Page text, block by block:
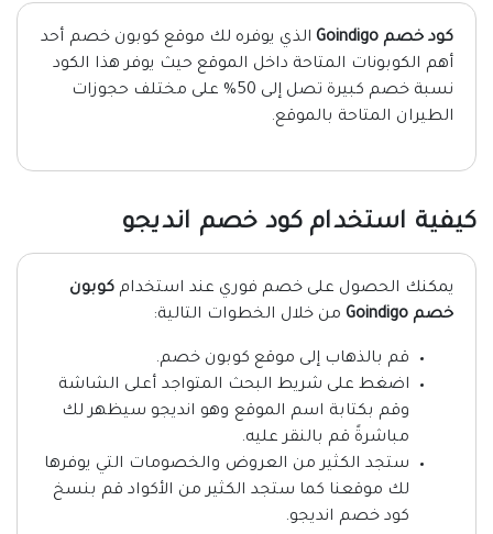
كود خصم Goindigo
الذي يوفره لك موقع كوبون خصم أحد
أهم الكوبونات المتاحة داخل الموقع حيث يوفر هذا الكود
نسبة خصم كبيرة تصل إلى 50% على مختلف حجوزات
الطيران المتاحة بالموقع.
كيفية استخدام كود خصم انديجو
يمكنك الحصول على خصم فوري عند استخدام كوبون
خصم Goindigo
من خلال الخطوات التالية:
قم بالذهاب إلى موقع كوبون خصم.
اضغط على شريط البحث المتواجد أعلى الشاشة
وقم بكتابة اسم الموقع وهو انديجو سيظهر لك
مباشرةً قم بالنقر عليه.
ستجد الكثير من العروض والخصومات التي يوفرها
لك موقعنا كما ستجد الكثير من الأكواد قم بنسخ
كود خصم انديجو.